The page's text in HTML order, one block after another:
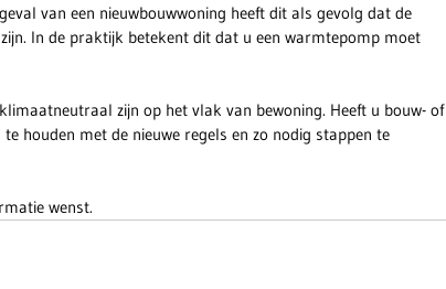
van een nieuwbouwwoning heeft dit als gevolg dat de
In de praktijk betekent dit dat u een warmtepomp moet
zijn op het vlak van bewoning. Heeft u bouw- of
houden met de nieuwe regels en zo nodig stappen te
wenst.